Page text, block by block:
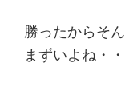
勝ったからそ
まずいよね・・